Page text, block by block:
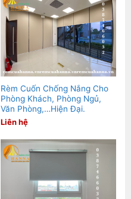
Rèm Cuốn Chống Nắng Cho
Phòng Khách, Phòng Ngủ,
Văn Phòng,…Hiện Đại.
Liên hệ